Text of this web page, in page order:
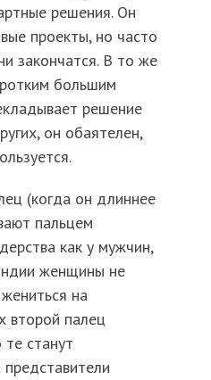
решения. Он
проекты, но часто
закончатся. В то же
большим
решение
он обаятелен,
(когда он длиннее
пальцем
как у мужчин,
женщины не
на
второй палец
станут